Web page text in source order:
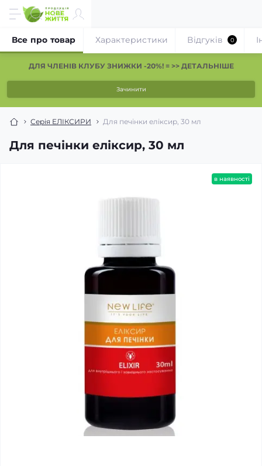
ДЛЯ ЧЛЕНІВ КЛУБУ ЗНИЖКИ -20%! = >> ДЕТАЛЬНІШЕ
Зачинити
Серія ЕЛІКСИРИ Для печінки еліксир, 30 мл
Для печінки еліксир, 30 мл
Все про товар Характеристики Відгуків 0
в наявності